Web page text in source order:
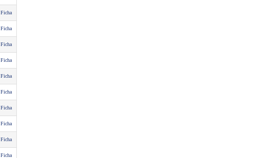
Ficha
Ficha
Ficha
Ficha
Ficha
Ficha
Ficha
Ficha
Ficha
Ficha